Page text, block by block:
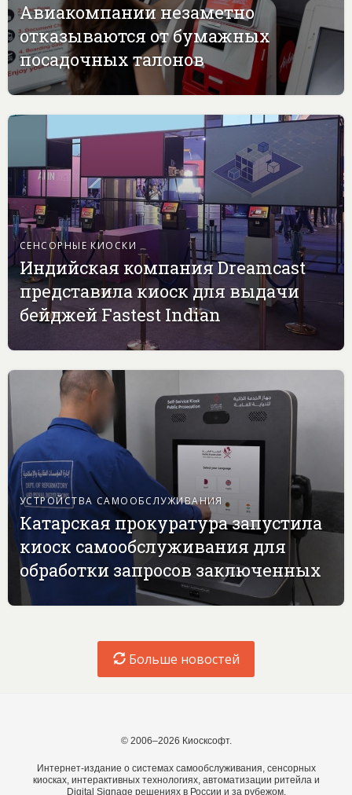
Авиакомпании незаметно
отказываются от бумажных
посадочных талонов
СЕНСОРНЫЕ КИОСКИ
Индийская компания Dreamcast
представила киоск для выдачи
бейджей Fastest Indian
УСТРОЙСТВА САМООБСЛУЖИВАНИЯ
Катарская прокуратура запустила
киоск самообслуживания для
обработки запросов заключенных
Больше новостей
© 2006–2026 Киосксофт.
Интернет-издание о системах самообслуживания, сенсорных
киосках, интерактивных технологиях, автоматизации ритейла и
Digital Signage решениях в России и за рубежом.